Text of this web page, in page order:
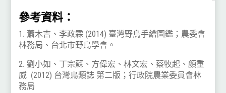
參考資料：
1. 蕭木吉、李政霖 (2014) 臺灣野鳥手繪圖鑑；農委會
林務局、台北市野鳥學會。
2. 劉小如、丁宗蘇、方偉宏、林文宏、蔡牧起、顏重
威 (2012) 台灣鳥類誌 第二版；行政院農業委員會林
務局